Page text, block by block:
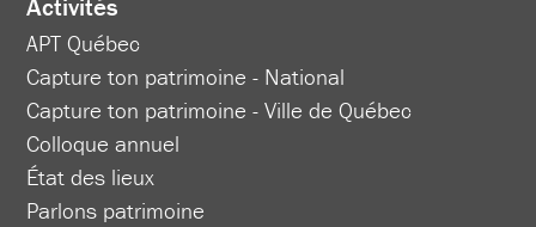
Activités
APT Québec
Capture ton patrimoine - National
Capture ton patrimoine - Ville de Québec
Colloque annuel
État des lieux
Parlons patrimoine